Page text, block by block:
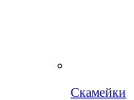
Скамейки